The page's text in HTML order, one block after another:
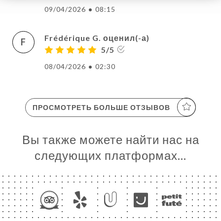
09/04/2026 • 08:15
F
Frédérique G. оценил(-а)
5/5
08/04/2026 • 02:30
ПРОСМОТРЕТЬ БОЛЬШЕ ОТЗЫВОВ
Вы также можете найти нас на
следующих платформах…